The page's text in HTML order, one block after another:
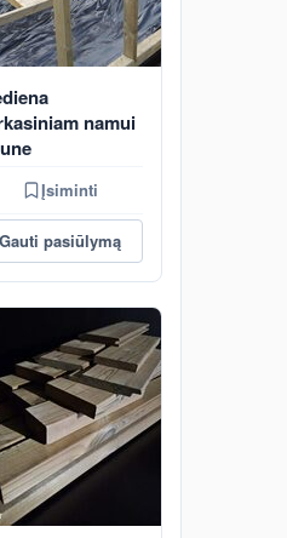
namui
Įsiminti
Gauti pasiūlymą